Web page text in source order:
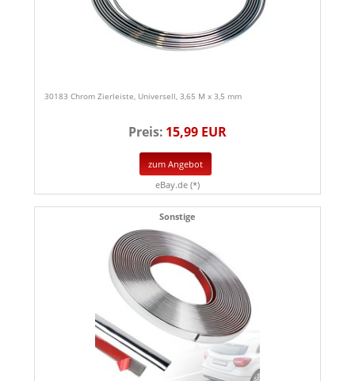
30183 Chrom Zierleiste, Universell, 3,65 M x 3,5 mm
Preis: 15,99 EUR
zum Angebot
eBay.de (*)
Sonstige